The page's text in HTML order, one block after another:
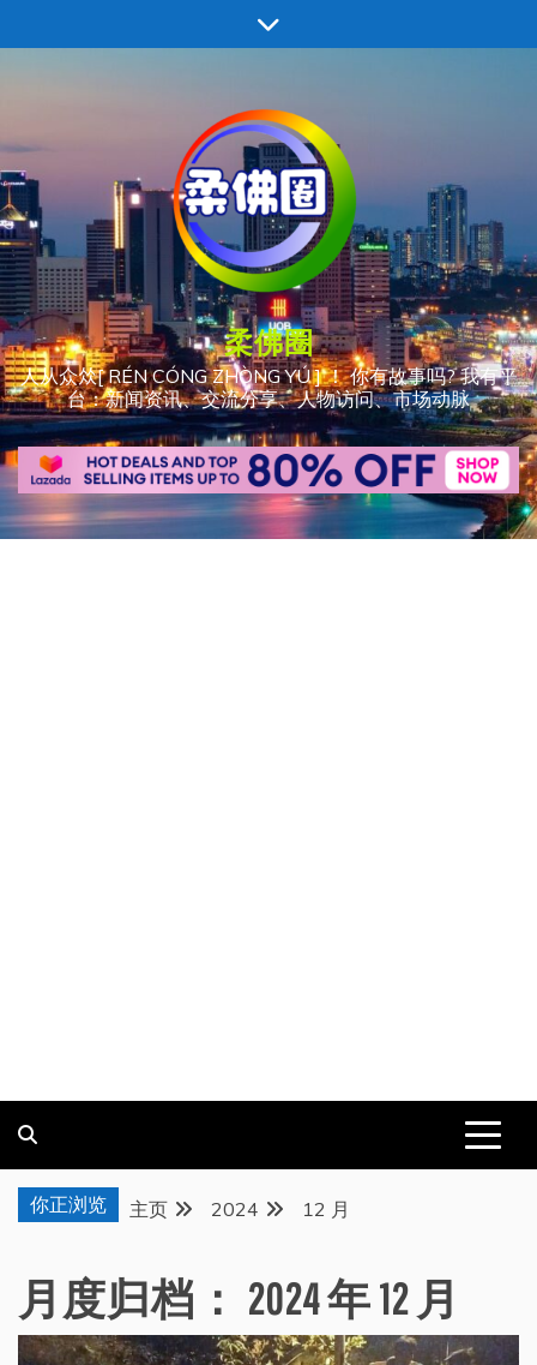
至
柔佛圈
人从众𠈌[ RÉN CÓNG ZHÒNG YÚ ] ！ 你有故事吗? 我有平
台：新闻资讯、交流分享、人物访问、市场动脉
你正浏览 主页 2024 12 月
月度归档： 2024 年 12 月